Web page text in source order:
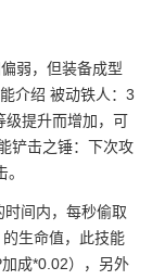
弱，但装备成型
介绍 被动铁人：3
级提升而增加，可
铲击之锤：下次攻
间内，每秒偷取
生命值，此技能
成*0.02），另外